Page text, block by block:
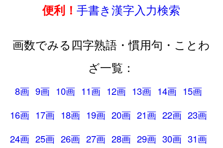
便利！手書き漢字入力検索
画数でみる四字熟語・慣用句・ことわ
ざ一覧：
8画 9画 10画 11画 12画 13画 14画 15画
16画 17画 18画 19画 20画 21画 22画 23画
24画 25画 26画 27画 28画 29画 30画 31画